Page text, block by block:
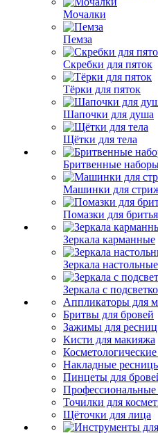
Мочалки
Пемза
Скребки для пяток
Тёрки для пяток
Шапочки для душа
Щётки для тела
Бритвенные
Машинки для
Помазки для бритья
Зеркала карманные
Зеркала настольные
Зеркала с
Аппликаторы для
Бритвы для бровей
Зажимы для ресниц
Кисти для макияжа
Накладные
Пинцеты для
Точилки для
Щёточки для лица